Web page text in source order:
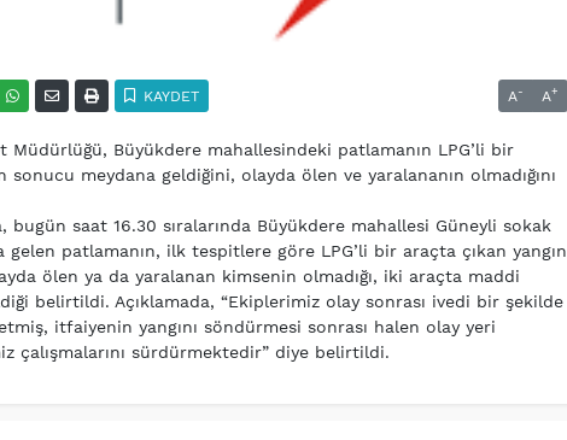
KAYDET A- A+
Müdürlüğü, Büyükdere mahallesindeki patlamanın LPG’li bir
sonucu meydana geldiğini, olayda ölen ve yaralananın olmadığını
bugün saat 16.30 sıralarında Büyükdere mahallesi Güneyli sokak
gelen patlamanın, ilk tespitlere göre LPG’li bir araçta çıkan yangın
ölen ya da yaralanan kimsenin olmadığı, iki araçta maddi
belirtildi. Açıklamada, “Ekiplerimiz olay sonrası ivedi bir şekilde
itfaiyenin yangını söndürmesi sonrası halen olay yeri
çalışmalarını sürdürmektedir” diye belirtildi.